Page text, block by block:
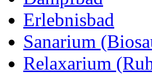
Erlebnisbad
Sanarium
Relaxarium